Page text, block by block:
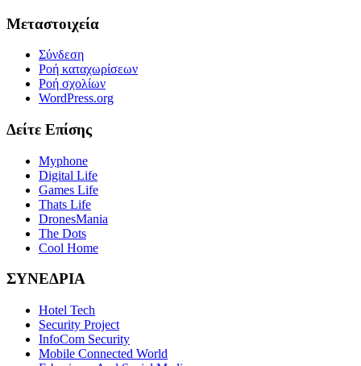
Μεταστοιχεία
Σύνδεση
Ροή καταχωρίσεων
Ροή σχολίων
WordPress.org
Δείτε Επίσης
Myphone
Digital Life
Games Life
Thats Life
DronesMania
The Dots
Cool Home
ΣΥΝΕΔΡΙΑ
Hotel Tech
Security Project
InfoCom Security
Mobile Connected World